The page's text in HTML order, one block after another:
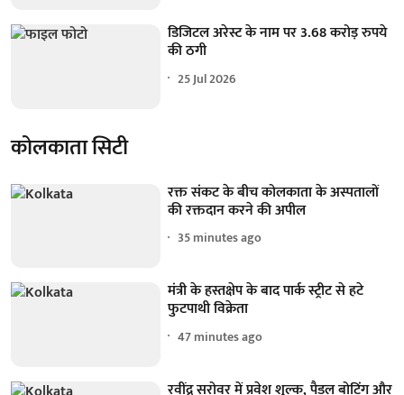
डिजिटल अरेस्ट के नाम पर 3.68 करोड़ रुपये
की ठगी
25 Jul 2026
कोलकाता सिटी
रक्त संकट के बीच कोलकाता के अस्पतालों
की रक्तदान करने की अपील
35 minutes ago
मंत्री के हस्तक्षेप के बाद पार्क स्ट्रीट से हटे
फुटपाथी विक्रेता
47 minutes ago
रवींद्र सरोवर में प्रवेश शुल्क, पैडल बोटिंग और